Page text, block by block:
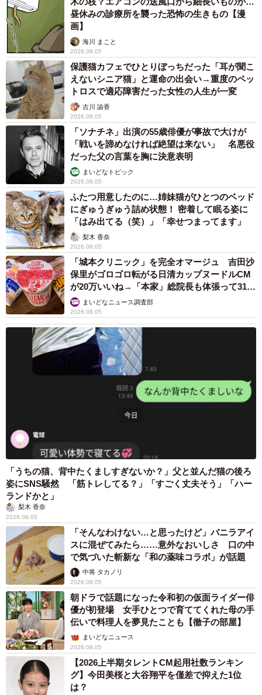
昼休みの診療所を襲った恐怖の生きもの【漫
画】
海川 まこと
2026.08.05
保護猫カフェでひとりぼっちだった「耳が聞こ
えないシニア猫」と運命の出会い→重度のペッ
トロスで適応障害だった女性の人生が一変
古川 諭香
2026.08.05
「ソナチネ」出演の55歳俳優が事故で大けが
「戦いを諦めなければ絶望は来ない」 名悪役
だった父の言葉を胸に決意表明
まいどなトピック
2026.08.05
ふたつ用意したのに…姉妹猫がひとつのベッド
にぎゅうぎゅう詰め状態！ 密着して眠る姿に
「はみ出てる（笑）」「幸せつまってます」
梨木 香奈
2026.08.05
「城本クリニック」を完全オマージュ 吉田沙
保里がゴロゴロ転がる日清カップヌードルCM
が20万いいね→「本家」総院長も体張って31万
いいねまいどなニュース調査部
2026.08.05
「うちの猫、背中たくましすぎないか？」父と並んだ猫の後ろ
姿にSNS騒然 「筋トレしてる？」「すごく丈夫そう」「ハー
ランドかと」
梨木 香奈
2026.08.05
「そんなわけない…と思ったけど」バニラアイ
スに混ぜてみたら……意外なおいしさ 口の中
で気づいた斬新な「和の薬味コラボ」が話題
中将 タカノリ
2026.08.05
朝ドラで話題になった令和初の仮面ライダー俳
優が初登場 女手ひとつで育ててくれた母の手
伝いで料理人を夢見たことも【徹子の部屋】
まいどなニュース
2026.08.05
【2026上半期タレントCM起用社数ランキン
グ】今田美桜と大谷翔平を僅差で抑えた1位
は？